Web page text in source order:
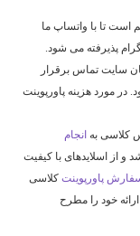
تا با واتساپ ما
پذیرفته می شود.
سایت تماس برقرار
مورد هزینه پاورپوینت
کلاسی بهانجام
از اسلایدهای با کیفیت
پاورپوینتکلاسی
خود را مطرح